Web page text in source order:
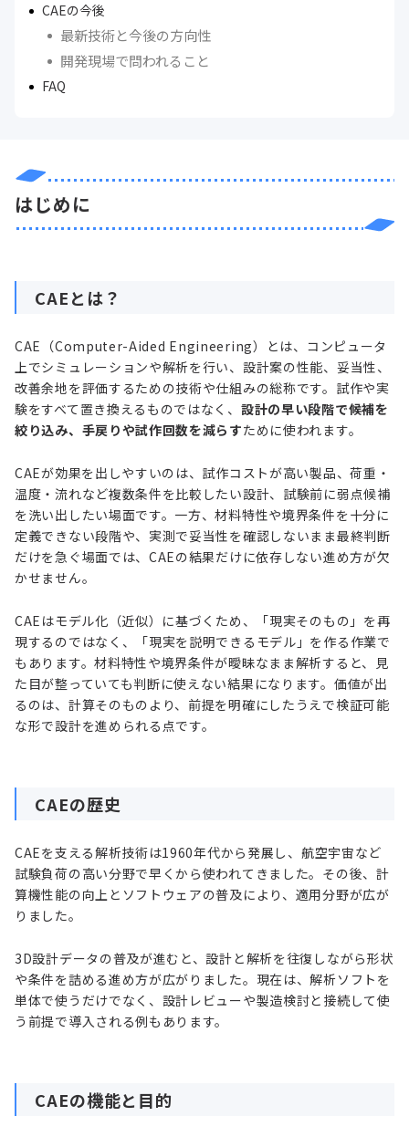
CAEの今後
最新技術と今後の方向性
開発現場で問われること
FAQ
はじめに
CAEとは？
CAE（Computer-Aided Engineering）とは、コンピュータ
上でシミュレーションや解析を行い、設計案の性能、妥当性、
改善余地を評価するための技術や仕組みの総称です。試作や実
験をすべて置き換えるものではなく、 設計の早い段階で候補を
絞り込み、手戻りや試作回数を減らすために使われます。
CAEが効果を出しやすいのは、試作コストが高い製品、荷重・
温度・流れなど複数条件を比較したい設計、試験前に弱点候補
を洗い出したい場面です。一方、材料特性や境界条件を十分に
定義できない段階や、実測で妥当性を確認しないまま最終判断
だけを急ぐ場面では、CAEの結果だけに依存しない進め方が欠
かせません。
CAEはモデル化（近似）に基づくため、「現実そのもの」を再
現するのではなく、「現実を説明できるモデル」を作る作業で
もあります。材料特性や境界条件が曖昧なまま解析すると、見
た目が整っていても判断に使えない結果になります。価値が出
るのは、計算そのものより、前提を明確にしたうえで検証可能
な形で設計を進められる点です。
CAEの歴史
CAEを支える解析技術は1960年代から発展し、航空宇宙など
試験負荷の高い分野で早くから使われてきました。その後、計
算機性能の向上とソフトウェアの普及により、適用分野が広が
りました。
3D設計データの普及が進むと、設計と解析を往復しながら形状
や条件を詰める進め方が広がりました。現在は、解析ソフトを
単体で使うだけでなく、設計レビューや製造検討と接続して使
う前提で導入される例もあります。
CAEの機能と目的